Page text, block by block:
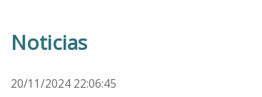
Noticias
20/11/2024 22:06:45